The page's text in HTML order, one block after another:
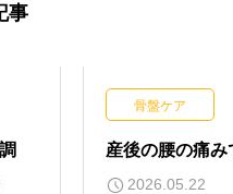
事
骨盤ケア
産後の腰の痛
2026.05.22